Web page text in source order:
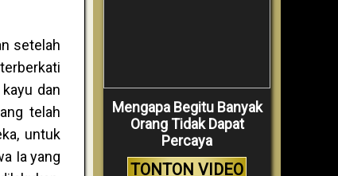
setelah
dan
telah
untuk
Ia yang
Mengapa Begitu Banyak
Orang Tidak Dapat
Percaya
TONTON VIDEO